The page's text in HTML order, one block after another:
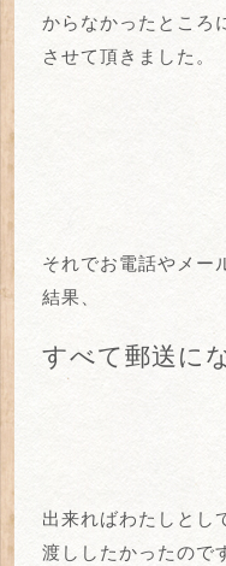
からなかったところ
させて頂きました。
それでお電話やメー
結果、
すべて郵送に
出来ればわたしとし
渡ししたかったので